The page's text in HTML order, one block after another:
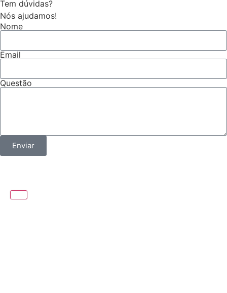
Tem dúvidas?
Nós ajudamos!
Nome
Email
Questão
Enviar